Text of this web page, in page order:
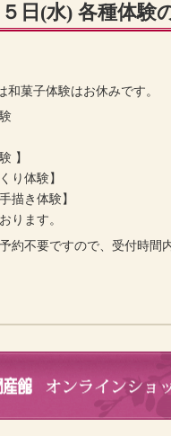
日(水) 各種体験
和菓子体験はお休みです。
験
】
り体験】
描き体験】
ります。
約不要ですので、受付時間